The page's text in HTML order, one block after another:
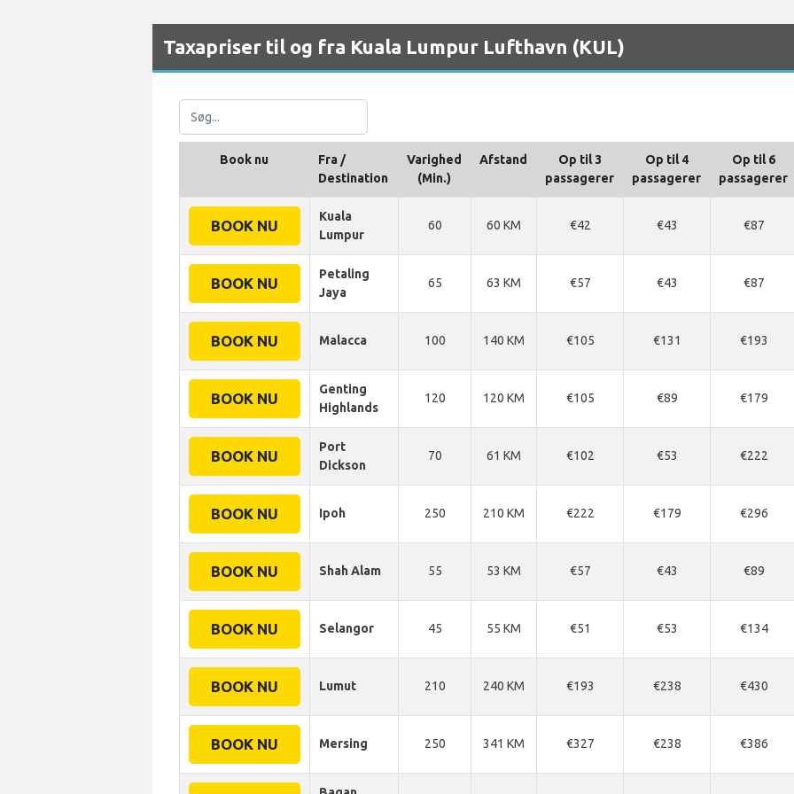
Taxapriser til og fra Kuala Lumpur Lufthavn (KUL)
Book nu
Fra /
Destination
Varighed
(Min.)
Afstand
Op til 3
passagerer
Op til 4
passagerer
Op til 6
passagerer
BOOK NU
Kuala
Lumpur
60 60 KM €42 €43 €87
BOOK NU
Petaling
Jaya
65 63 KM €57 €43 €87
BOOK NU Malacca 100 140 KM €105 €131 €193
BOOK NU
Genting
Highlands
120 120 KM €105 €89 €179
BOOK NU
Port
Dickson
70 61 KM €102 €53 €222
BOOK NU Ipoh 250 210 KM €222 €179 €296
BOOK NU Shah Alam 55 53 KM €57 €43 €89
BOOK NU Selangor 45 55 KM €51 €53 €134
BOOK NU Lumut 210 240 KM €193 €238 €430
BOOK NU Mersing 250 341 KM €327 €238 €386